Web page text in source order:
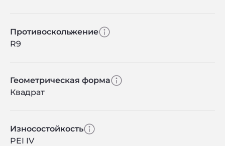
Противоскольжение
R9
Геометрическая форма
Квадрат
Износостойкость
PEI IV